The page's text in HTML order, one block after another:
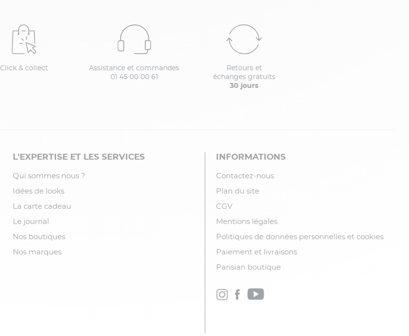
Click & collect
Assistance et commandes
01 45 00 00 61
Retours et
échanges gratuits
30 jours
L'EXPERTISE ET LES SERVICES
Qui sommes nous ?
Idées de looks
La carte cadeau
Le journal
Nos boutiques
Nos marques
INFORMATIONS
Contactez-nous
Plan du site
CGV
Mentions légales
Politiques de données personnelles et cookies
Paiement et livraisons
Parisian boutique